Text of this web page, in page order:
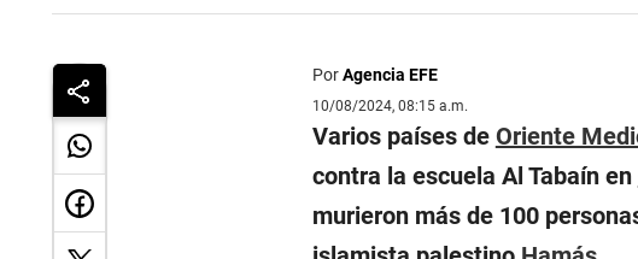
PorAgencia EFE
10/08/2024, 08:15 a.m.
Varios países de Oriente
contra la escuela Al Tabaín en
murieron más de 100